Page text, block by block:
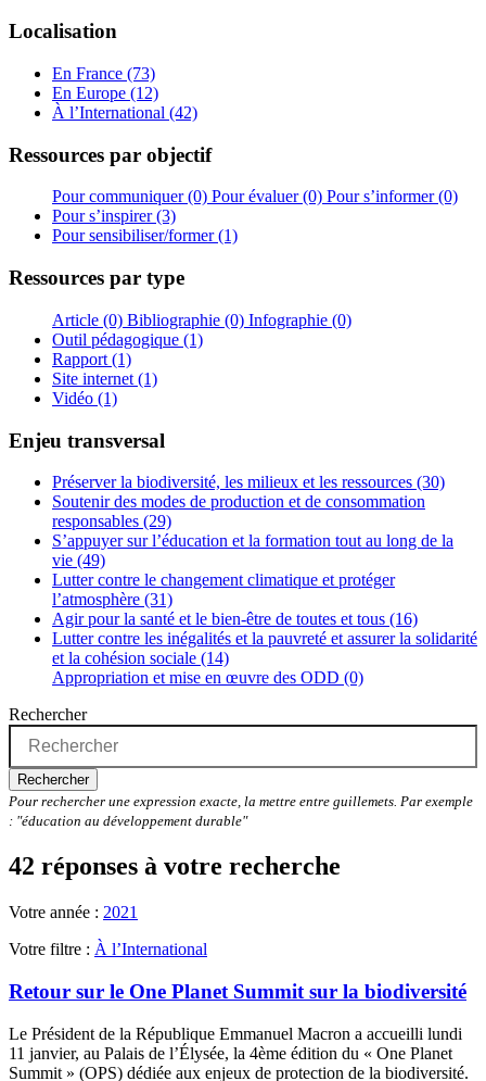
Localisation
En France (73)
En Europe (12)
À l’International (42)
Ressources par objectif
Pour communiquer (0) Pour évaluer (0) Pour s’informer (0)
Pour s’inspirer (3)
Pour sensibiliser/former (1)
Ressources par type
Article (0) Bibliographie (0) Infographie (0)
Outil pédagogique (1)
Rapport (1)
Site internet (1)
Vidéo (1)
Enjeu transversal
Préserver la biodiversité, les milieux et les ressources (30)
Soutenir des modes de production et de consommation
responsables (29)
S’appuyer sur l’éducation et la formation tout au long de la
vie (49)
Lutter contre le changement climatique et protéger
l’atmosphère (31)
Agir pour la santé et le bien-être de toutes et tous (16)
Lutter contre les inégalités et la pauvreté et assurer la solidarité
et la cohésion sociale (14)
Appropriation et mise en œuvre des ODD (0)
Rechercher
Rechercher
Pour rechercher une expression exacte, la mettre entre guillemets. Par exemple
: "éducation au développement durable"
42 réponses à votre recherche
Votre année : 2021
Votre filtre : À l’International
Retour sur le One Planet Summit sur la biodiversité
Le Président de la République Emmanuel Macron a accueilli lundi
11 janvier, au Palais de l’Élysée, la 4ème édition du « One Planet
Summit » (OPS) dédiée aux enjeux de protection de la biodiversité.